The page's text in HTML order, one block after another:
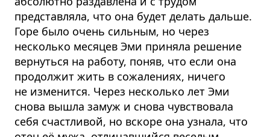
представляла, что она будет делать дальше.
Горе было очень сильным, но через
несколько месяцев Эми приняла решение
вернуться на работу, поняв, что если она
продолжит жить в сожалениях, ничего
не изменится. Через несколько лет Эми
снова вышла замуж и снова чувствовала
себя счастливой, но вскоре она узнала, что